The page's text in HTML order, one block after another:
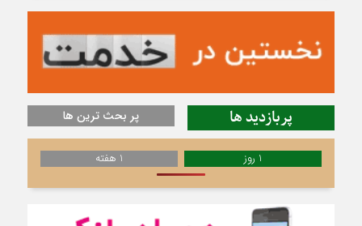
پربازدید ها پر بحث ترین ها
1 روز 1 هفته